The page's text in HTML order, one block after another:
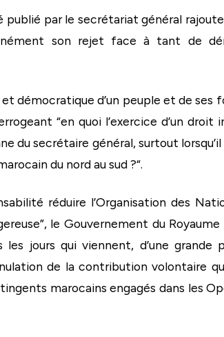
par le secrétariat général
son rejet face à tant de
démocratique d’un peuple et de ses
“en quoi l’exercice d’un droit
secrétaire général, surtout lorsqu’il
du nord au sud ?“.
réduire l’Organisation des
le Gouvernement du Royaume
jours qui viennent, d’une grande
de la contribution volontaire
marocains engagés dans les